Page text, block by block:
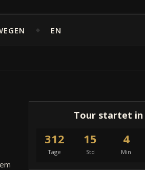
EN
Tour startet in
312
Tage
15
Std
4
Min